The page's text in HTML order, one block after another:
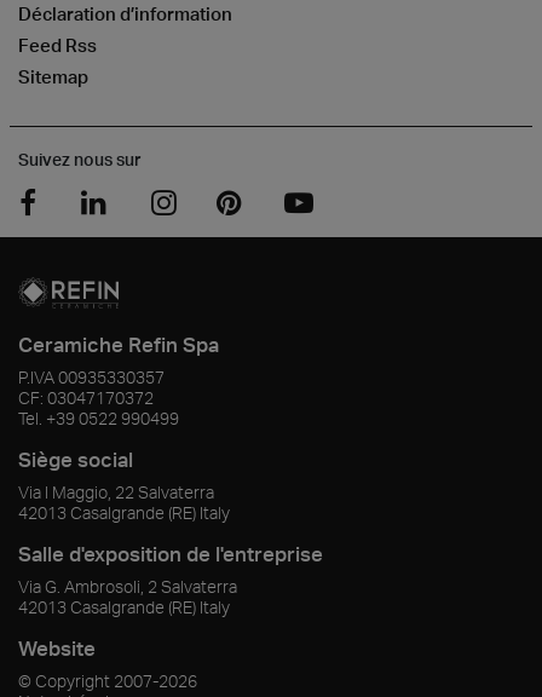
Déclaration d’information
Feed Rss
Sitemap
Suivez nous sur
Ceramiche Refin Spa
P.IVA00935330357
CF: 03047170372
Tel. +39 0522 990499
Siège social
Via I Maggio, 22 Salvaterra
42013 Casalgrande (RE) Italy
Salle d'exposition de l'entreprise
Via G. Ambrosoli, 2 Salvaterra
42013 Casalgrande (RE) Italy
Website
© Copyright 2007-2026